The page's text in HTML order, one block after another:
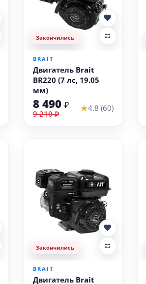
Закончились
BRAIT
Двигатель Brait
BR220 (7 лс, 19.05
мм)
8 490₽
9 210 ₽ ★4.8 (60)
Закончились
BRAIT
Двигатель Brait